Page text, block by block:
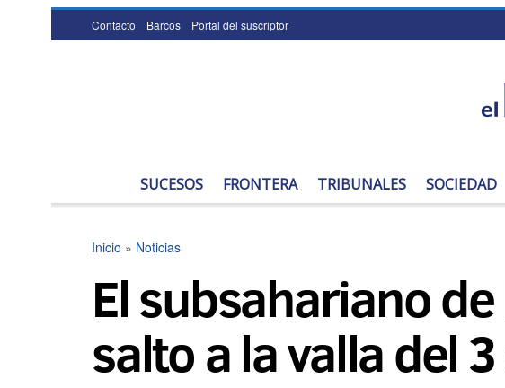
Contacto Barcos Portal del suscriptor
SUCESOS FRONTERA TRIBUNALES SOCIEDAD
Inicio » Noticias
El subsahariano
salto a la valla del